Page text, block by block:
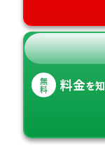
無
料 料金を